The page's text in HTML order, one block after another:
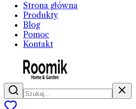
Strona główna
Produkty
Blog
Pomoc
Kontakt